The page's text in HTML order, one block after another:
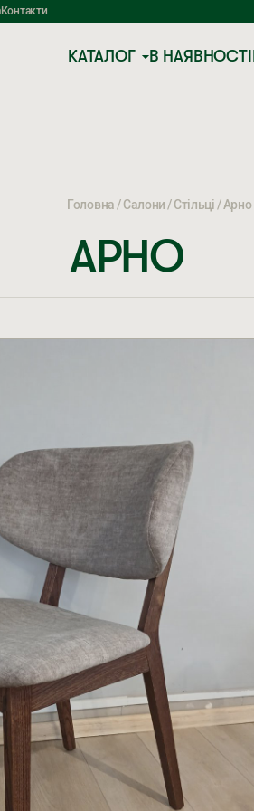
Контакти
КАТАЛОГ В НАЯВНОСТІ
Головна Салони Стільці Арно
АРНО